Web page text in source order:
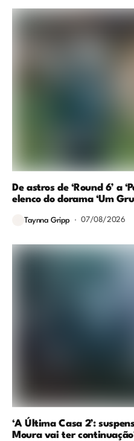
De astros de ‘Round 6’ a
elenco do dorama ‘Um
Taynna Gripp 07/08/2026
‘A Última Casa 2’:
Moura vai ter